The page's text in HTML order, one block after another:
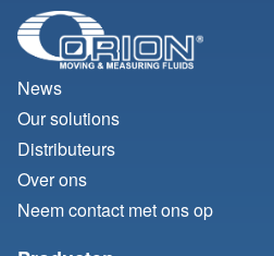
News
Our solutions
Distributeurs
Over ons
Neem contact met ons op